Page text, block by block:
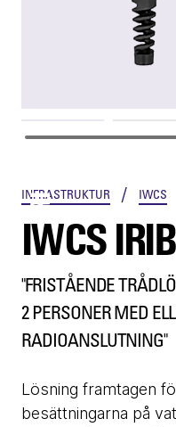
INFRASTRUKTUR / IWCS
IWCS
"FRISTÅENDE
2 PERSONER MED
RADIOANSLUTNING"
Lösning framtagen
besättningarna på
IRIBRIDGE